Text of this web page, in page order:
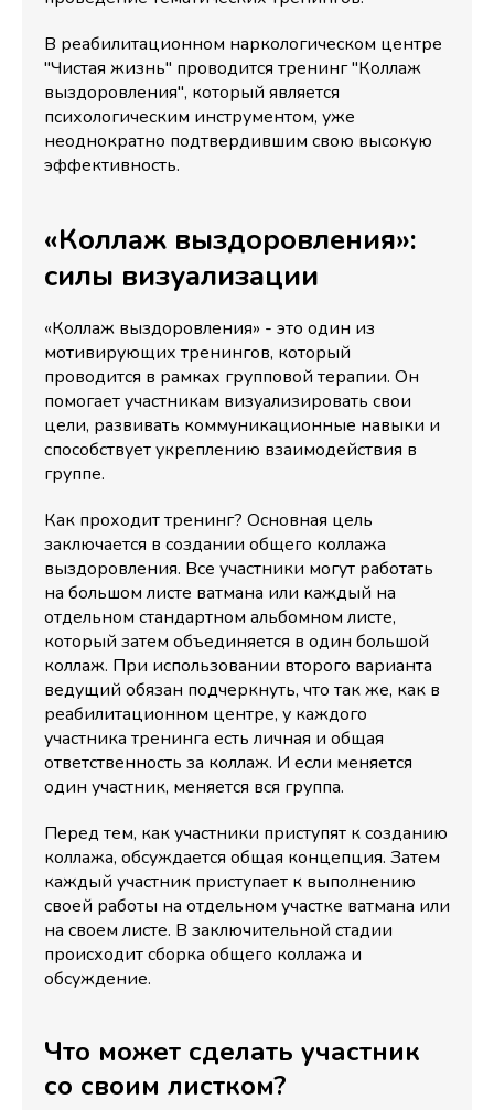
В реабилитационном наркологическом центре
"Чистая жизнь" проводится тренинг "Коллаж
выздоровления", который является
психологическим инструментом, уже
неоднократно подтвердившим свою высокую
эффективность.
«Коллаж выздоровления»:
силы визуализации
«Коллаж выздоровления» - это один из
мотивирующих тренингов, который
проводится в рамках групповой терапии. Он
помогает участникам визуализировать свои
цели, развивать коммуникационные навыки и
способствует укреплению взаимодействия в
группе.
Как проходит тренинг? Основная цель
заключается в создании общего коллажа
выздоровления. Все участники могут работать
на большом листе ватмана или каждый на
отдельном стандартном альбомном листе,
который затем объединяется в один большой
коллаж. При использовании второго варианта
ведущий обязан подчеркнуть, что так же, как в
реабилитационном центре, у каждого
участника тренинга есть личная и общая
ответственность за коллаж. И если меняется
один участник, меняется вся группа.
Перед тем, как участники приступят к созданию
коллажа, обсуждается общая концепция. Затем
каждый участник приступает к выполнению
своей работы на отдельном участке ватмана или
на своем листе. В заключительной стадии
происходит сборка общего коллажа и
обсуждение.
Что может сделать участник
со своим листком?